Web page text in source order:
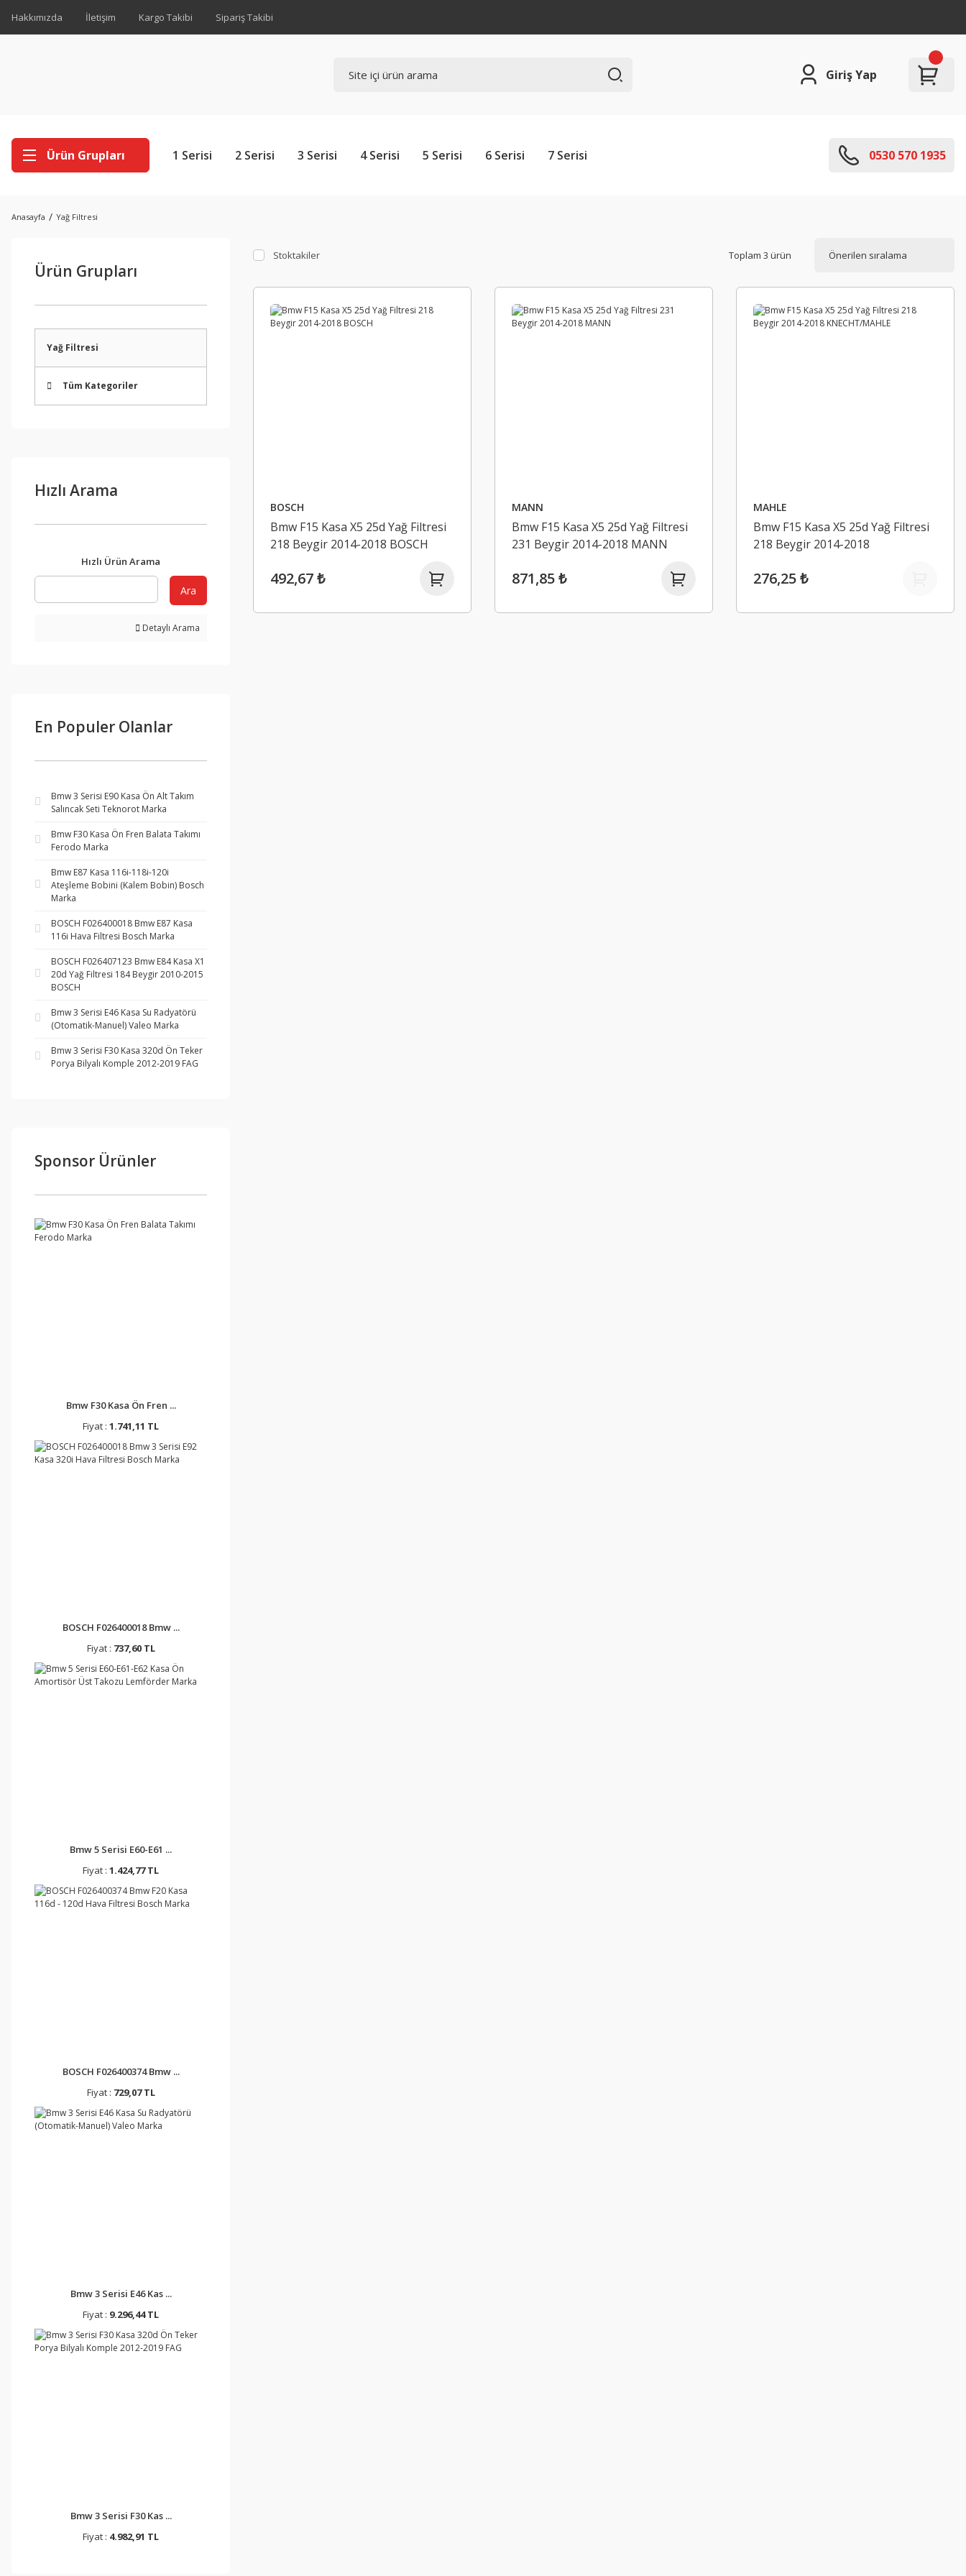
Hakkımızda İletişim Kargo Takibi Sipariş Takibi
Giriş Yap
Ürün Grupları 1 Serisi 2 Serisi 3 Serisi 4 Serisi 5 Serisi 6 Serisi 7 Serisi 0530 570 1935
Anasayfa Yağ Filtresi
Ürün Grupları
Yağ Filtresi
Tüm Kategoriler
Hızlı Arama
Hızlı Ürün Arama
Ara
Detaylı Arama
En Populer Olanlar
Bmw 3 Serisi E90 Kasa Ön Alt Takım
Salıncak Seti Teknorot Marka
Bmw F30 Kasa Ön Fren Balata Takımı
Ferodo Marka
Bmw E87 Kasa 116i-118i-120i
Ateşleme Bobini (Kalem Bobin) Bosch
Marka
BOSCH F026400018 Bmw E87 Kasa
116i Hava Filtresi Bosch Marka
BOSCH F026407123 Bmw E84 Kasa X1
20d Yağ Filtresi 184 Beygir 2010-2015
BOSCH
Bmw 3 Serisi E46 Kasa Su Radyatörü
(Otomatik-Manuel) Valeo Marka
Bmw 3 Serisi F30 Kasa 320d Ön Teker
Porya Bilyalı Komple 2012-2019 FAG
Sponsor Ürünler
Bmw F30 Kasa Ön Fren ...
Fiyat : 1.741,11 TL
BOSCH F026400018 Bmw ...
Fiyat : 737,60 TL
Bmw 5 Serisi E60-E61 ...
Fiyat : 1.424,77 TL
BOSCH F026400374 Bmw ...
Fiyat : 729,07 TL
Bmw 3 Serisi E46 Kas ...
Fiyat : 9.296,44 TL
Bmw 3 Serisi F30 Kas ...
Fiyat : 4.982,91 TL
Stoktakiler Toplam 3 ürün
BOSCH
Bmw F15 Kasa X5 25d Yağ Filtresi
218 Beygir 2014-2018 BOSCH
492,67 ₺
MANN
Bmw F15 Kasa X5 25d Yağ Filtresi
231 Beygir 2014-2018 MANN
871,85 ₺
MAHLE
Bmw F15 Kasa X5 25d Yağ Filtresi
218 Beygir 2014-2018
276,25 ₺